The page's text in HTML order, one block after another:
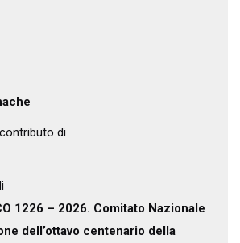
di
1226 – 2026. Comitato Nazionale
dell’ottavo centenario della